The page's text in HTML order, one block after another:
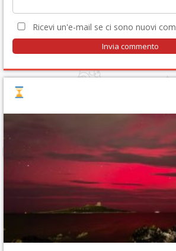
Ricevi un'e-mail se ci sono nuovi